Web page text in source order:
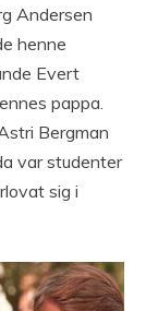
Andersen
henne
Evert
pappa.
Bergman
var studenter
sig i